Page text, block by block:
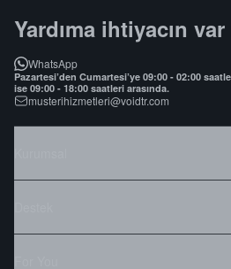
Yardıma ihtiyacın var
WhatsApp
Pazartesi’den Cumartesi’ye 09:00 - 02:00
ise 09:00 - 18:00 saatleri arasında.
musterihizmetleri@voidtr.com